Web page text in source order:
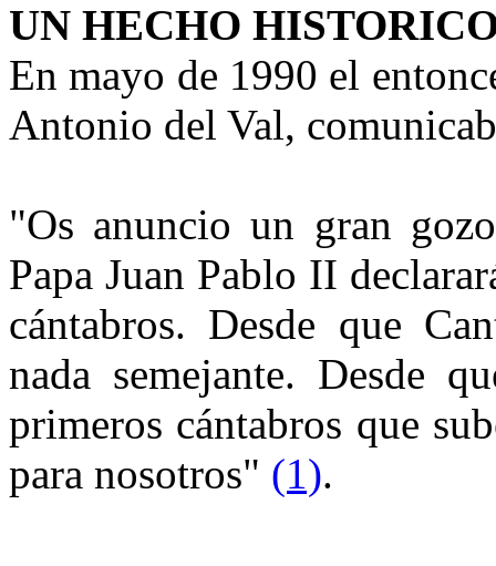
UN HECHO
En mayo de 1990 el
Antonio del Val,
"Os anuncio un gran
Papa Juan Pablo II
cántabros. Desde que
nada semejante. Desde
primeros cántabros que
para nosotros" (1).